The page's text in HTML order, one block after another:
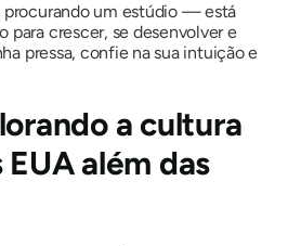
procurando um estúdio — está
para crescer, se desenvolver e
pressa, confie na sua intuição e
a cultura
além das